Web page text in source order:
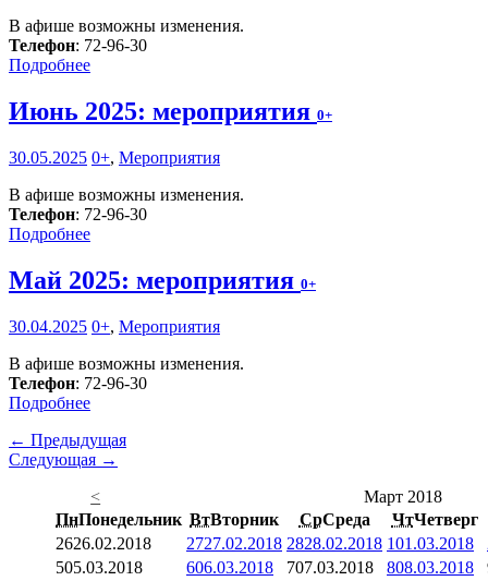
В афише возможны изменения.
Телефон: 72-96-30
Подробнее
Июнь 2025: мероприятия 0+
30.05.2025 0+, Мероприятия
В афише возможны изменения.
Телефон: 72-96-30
Подробнее
Май 2025: мероприятия 0+
30.04.2025 0+, Мероприятия
В афише возможны изменения.
Телефон: 72-96-30
Подробнее
← Предыдущая
Следующая →
<
Март 2018
ПнПонедельник ВтВторник СрСреда ЧтЧетверг
2626.02.2018 2727.02.2018 2828.02.2018 101.03.2018
505.03.2018 606.03.2018 707.03.2018 808.03.2018